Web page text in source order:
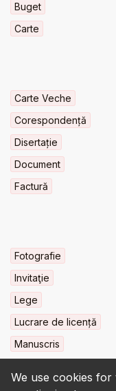
We use cookies
Buget
Carte
Carte Veche
Corespondență
Disertație
Document
Factură
Fotografie
Invitaţie
Lege
Lucrare de licență
Manuscris